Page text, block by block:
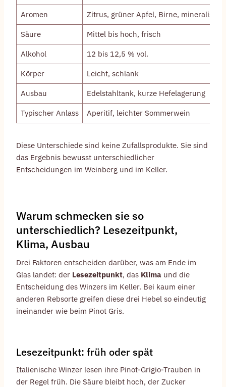
Aromen Zitrus, grüner Apfel, Birne, mineralisch
Säure Mittel bis hoch, frisch
Alkohol 12 bis 12,5 % vol.
Körper Leicht, schlank
Ausbau Edelstahltank, kurze Hefelagerung
Typischer Anlass Aperitif, leichter Sommerwein
Diese Unterschiede sind keine Zufallsprodukte. Sie sind
das Ergebnis bewusst unterschiedlicher
Entscheidungen im Weinberg und im Keller.
Warum schmecken sie so
unterschiedlich? Lesezeitpunkt,
Klima, Ausbau
Drei Faktoren entscheiden darüber, was am Ende im
Glas landet: der Lesezeitpunkt, das Klima und die
Entscheidung des Winzers im Keller. Bei kaum einer
anderen Rebsorte greifen diese drei Hebel so eindeutig
ineinander wie beim Pinot Gris.
Lesezeitpunkt: früh oder spät
Italienische Winzer lesen ihre Pinot-Grigio-Trauben in
der Regel früh. Die Säure bleibt hoch, der Zucker